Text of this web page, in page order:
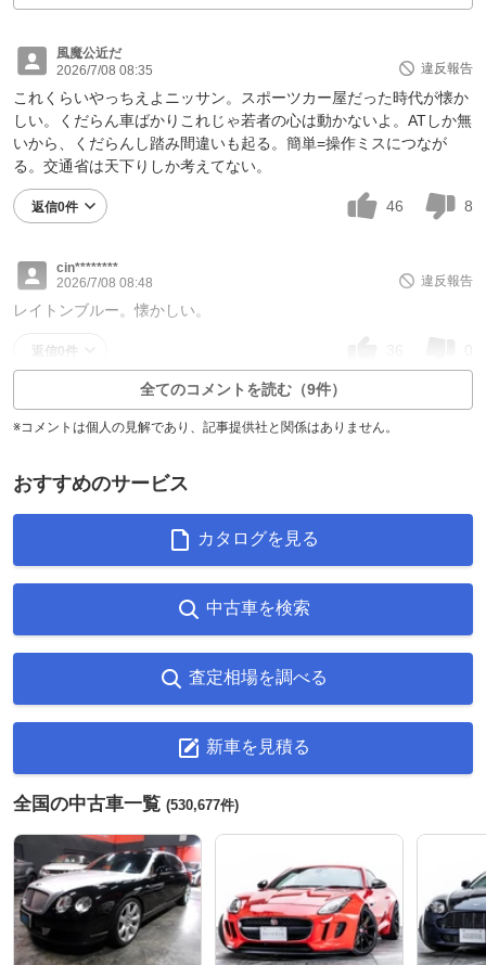
風魔公近だ
2026/7/08 08:35
違反報告
これくらいやっちえよニッサン。スポーツカー屋だった時代が懐か
しい。くだらん車ばかりこれじゃ若者の心は動かないよ。ATしか無
いから、くだらんし踏み間違いも起る。簡単=操作ミスにつなが
る。交通省は天下りしか考えてない。
返信0件 46 8
cin********
2026/7/08 08:48
違反報告
レイトンブルー。懐かしい。
返信0件
全てのコメントを読む（9件）
※コメントは個人の見解であり、記事提供社と関係はありません。
おすすめのサービス
カタログを見る
中古車を検索
査定相場を調べる
新車を見積る
全国の中古車一覧 (530,677件)